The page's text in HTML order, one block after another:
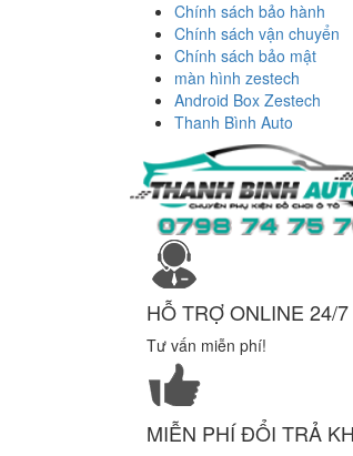
Chính sách bảo hành
Chính sách vận chuyển
Chính sách bảo mật
màn hình zestech
Android Box Zestech
Thanh Bình Auto
HỖ TRỢ ONLINE 24/7
Tư vấn miễn phí!
MIỄN PHÍ ĐỔI TRẢ